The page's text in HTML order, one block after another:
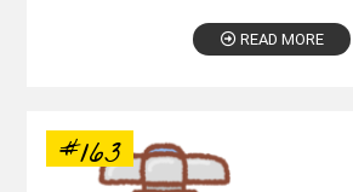
READ MORE
#163